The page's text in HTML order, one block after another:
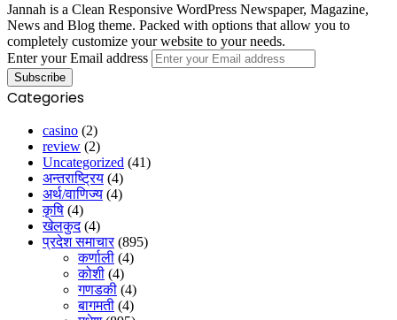
Jannah is a Clean Responsive WordPress Newspaper, Magazine,
News and Blog theme. Packed with options that allow you to
completely customize your website to your needs.
Enter your Email address
Categories
casino (2)
review (2)
Uncategorized (41)
अन्तराष्ट्रिय (4)
अर्थ/वाणिज्य (4)
कृषि (4)
खेलकुद(4)
प्रदेश समाचार(895)
कर्णाली (4)
कोशी (4)
गणडकी (4)
बागमती (4)